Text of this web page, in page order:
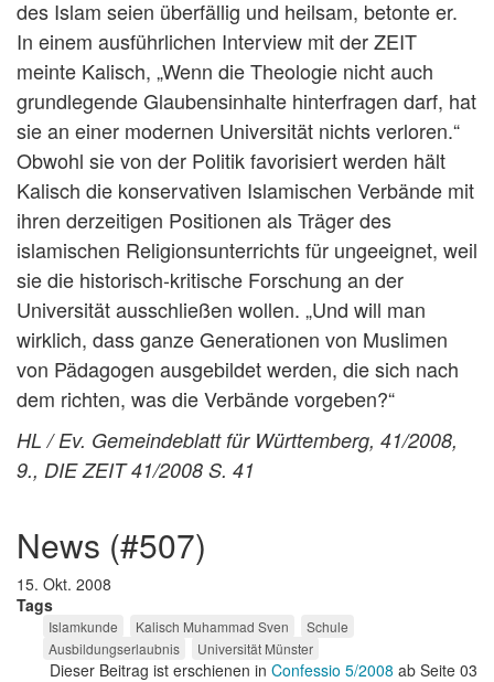
des Islam seien überfällig und heilsam, betonte er.
In einem ausführlichen Interview mit der ZEIT
meinte Kalisch, „Wenn die Theologie nicht auch
grundlegende Glaubensinhalte hinterfragen darf, hat
sie an einer modernen Universität nichts verloren.“
Obwohl sie von der Politik favorisiert werden hält
Kalisch die konservativen Islamischen Verbände mit
ihren derzeitigen Positionen als Träger des
islamischen Religionsunterrichts für ungeeignet, weil
sie die historisch-kritische Forschung an der
Universität ausschließen wollen. „Und will man
wirklich, dass ganze Generationen von Muslimen
von Pädagogen ausgebildet werden, die sich nach
dem richten, was die Verbände vorgeben?“
HL / Ev. Gemeindeblatt für Württemberg, 41/2008,
9., DIE ZEIT 41/2008 S. 41
news (#507)
15. Okt. 2008
Tags
Islamkunde Kalisch Muhammad Sven
Schule
Ausbildungserlaubnis
Universität Münster
Dieser Beitrag ist erschienen in Confessio 5/2008 ab Seite 03